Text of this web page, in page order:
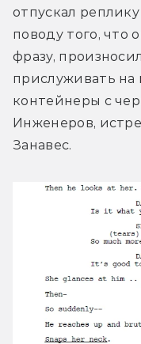
отпускал
поводу того, что
фразу,
прислуживать на
контейнеры с
Инженеров,
Занавес.